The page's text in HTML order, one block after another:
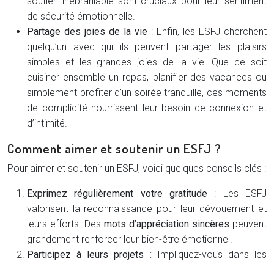
de sécurité émotionnelle.
Partage des joies de la vie : Enfin, les ESFJ cherchent
quelqu’un avec qui ils peuvent partager les plaisirs
simples et les grandes joies de la vie. Que ce soit
cuisiner ensemble un repas, planifier des vacances ou
simplement profiter d’un soirée tranquille, ces moments
de complicité nourrissent leur besoin de connexion et
d’intimité.
Comment aimer et soutenir un ESFJ ?
Pour aimer et soutenir un ESFJ, voici quelques conseils clés :
Exprimez régulièrement votre gratitude : Les ESFJ
valorisent la reconnaissance pour leur dévouement et
leurs efforts. Des mots d’appréciation sincères peuvent
grandement renforcer leur bien-être émotionnel.
Participez à leurs projets : Impliquez-vous dans les